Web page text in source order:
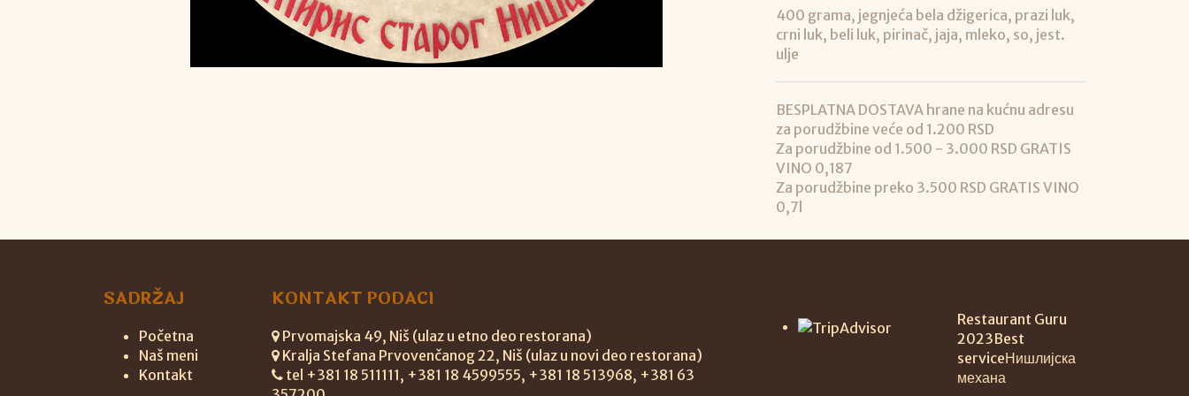
400 grama, jegnjeća bela džigerica, prazi luk,
crni luk, beli luk, pirinač, jaja, mleko, so, jest.
ulje
BESPLATNA DOSTAVA hrane na kućnu adresu
za porudžbine veće od 1.200 RSD
Za porudžbine od 1.500 - 3.000 RSD GRATIS
VINO 0,187
Za porudžbine preko 3.500 RSD GRATIS VINO
0,7l
SADRŽAJ
Početna
Naš meni
Kontakt
KONTAKT PODACI
Prvomajska 49, Niš (ulaz u etno deo restorana)
Kralja Stefana Prvovenčanog 22, Niš (ulaz u novi deo restorana)
tel +381 18 511111, +381 18 4599555, +381 18 513968, +381 63
Restaurant Guru
2023Best
serviceНишлијска
механа